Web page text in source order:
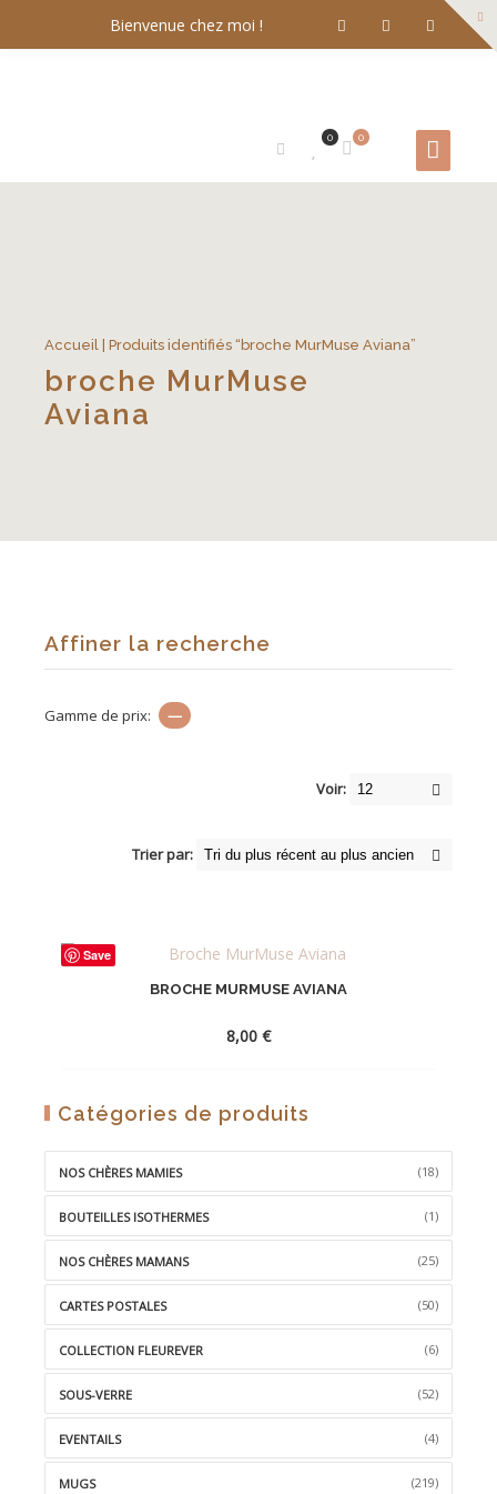
Bienvenue chez moi !
0
0
Accueil | Produits identifiés “broche MurMuse Aviana”
broche MurMuse
Aviana
Affiner la recherche
Gamme de prix: —
Voir:
Trier par:
Save
BROCHE MURMUSE AVIANA
8,00 €
Catégories de produits
NOS CHÈRES MAMIES (18)
BOUTEILLES ISOTHERMES (1)
NOS CHÈRES MAMANS (25)
CARTES POSTALES (50)
COLLECTION FLEUREVER (6)
SOUS-VERRE (52)
EVENTAILS (4)
MUGS (219)